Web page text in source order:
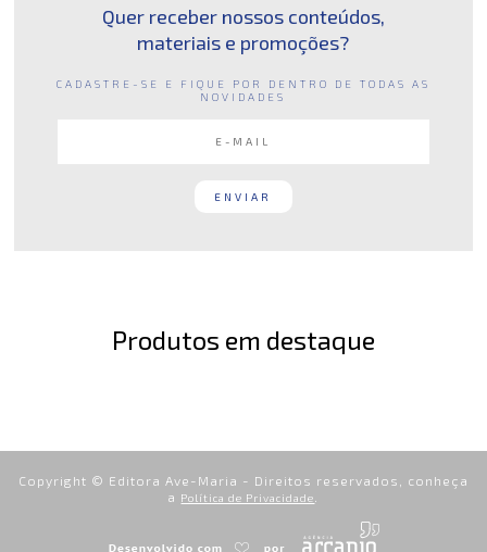
Quer receber nossos conteúdos,
materiais e promoções?
CADASTRE-SE E FIQUE POR DENTRO DE TODAS AS
NOVIDADES
Produtos em destaque
Copyright © Editora Ave-Maria - Direitos reservados, conheça
a Política de Privacidade